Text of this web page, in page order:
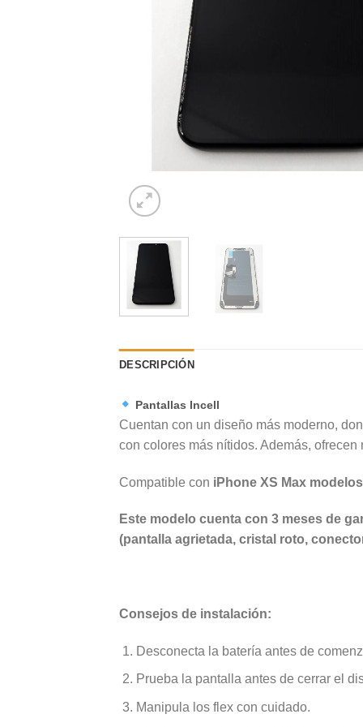
DESCRIPCIÓN
Pantallas Incell
Cuentan con un diseño más moderno,
con colores más nítidos. Además,
Compatible con iPhone XS Max
Este modelo cuenta con 3 meses de
(pantalla agrietada, cristal roto,
Consejos de instalación:
Desconecta la batería antes de
Prueba la pantalla antes de cerrar el
Manipula los flex con cuidado.